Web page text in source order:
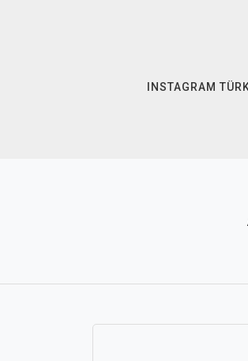
INSTAGRAM